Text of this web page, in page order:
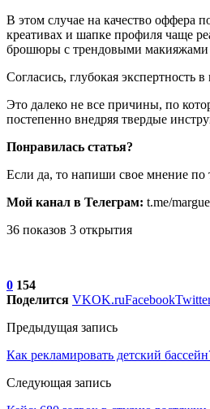
В этом случае на качество оффера
креативах и шапке профиля чаще
брошюры с трендовыми макияжами
Согласись, глубокая экспертность
Это далеко не все причины, по
постепенно внедряя твердые
Понравилась статья?
Если да, то напиши свое мнение по
Мой канал в Телеграм: t.me/
36 показов 3 открытия
0 154
Поделится VKOK.ruFacebook
Предыдущая запись
Как рекламировать детский
Следующая запись